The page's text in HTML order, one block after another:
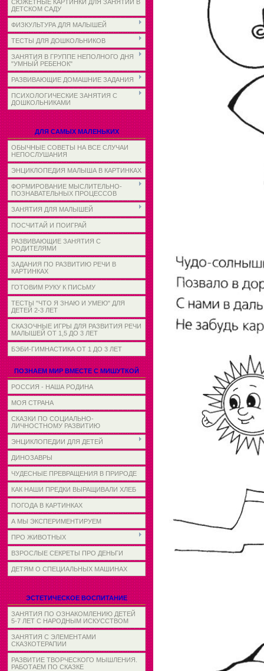
СЮЖЕТНЫЕ КАРТИНКИ ДЛЯ ЗАНЯТИЙ В
ДЕТСКОМ САДУ
ФИЗКУЛЬТУРА ДЛЯ МАЛЫШЕЙ
ТЕСТЫ ДЛЯ ДОШКОЛЬНИКОВ
ЗАНЯТИЯ В ГРУППЕ НЕПОЛНОГО ДНЯ
"УМНЫЙ РЕБЕНОК"
РАЗВИВАЮЩИЕ ДОМАШНИЕ ЗАДАНИЯ
ПСИХОЛОГИЧЕСКИЕ ЗАНЯТИЯ С
ДОШКОЛЬНИКАМИ
ДЛЯ САМЫХ МАЛЕНЬКИХ
ОБЫЧНЫЕ СОВЕТЫ НА ВСЕ СЛУЧАИ
НЕПОСЛУШАНИЯ
ЭНЦИКЛОПЕДИЯ МАЛЫША В КАРТИНКАХ
ФОРМИРОВАНИЕ МЫСЛИТЕЛЬНО-
ПОЗНАВАТЕЛЬНЫХ ПРОЦЕССОВ
ЗАНЯТИЯ ДЛЯ МАЛЫШЕЙ
ПОСЧИТАЙ И ПОИГРАЙ
РАЗВИВАЮЩИЕ ЗАНЯТИЯ С
РОДИТЕЛЯМИ
ЗАДАНИЯ ПО РАЗВИТИЮ РЕЧИ В
КАРТИНКАХ
ГОТОВИМ РУКУ К ПИСЬМУ
ТЕСТЫ "ЧТО Я ЗНАЮ И УМЕЮ" ДЛЯ
ДЕТЕЙ 2-3 ЛЕТ
СКАЗОЧНЫЕ ИГРЫ ДЛЯ РАЗВИТИЯ РЕЧИ
МАЛЫШЕЙ ОТ 1,5 ДО 3 ЛЕТ
БЭБИ-ГИМНАСТИКА ОТ 1 ДО 3 ЛЕТ
ПОЗНАЕМ МИР ВМЕСТЕ С МИШУТКОЙ
РОССИЯ - НАША РОДИНА
МОЯ СТРАНА
СКАЗКИ ПО СОЦИАЛЬНО-
ЛИЧНОСТНОМУ РАЗВИТИЮ
ЭНЦИКЛОПЕДИИ ДЛЯ ДЕТЕЙ
ДИНОЗАВРЫ
ЧУДЕСНЫЕ ПРЕВРАЩЕНИЯ В ПРИРОДЕ
КАК НАШИ ПРЕДКИ ВЫРАЩИВАЛИ ХЛЕБ
ПОГОДА В КАРТИНКАХ
А МЫ ЭКСПЕРИМЕНТИРУЕМ
ПРО ЖИВОТНЫХ
ВЗРОСЛЫЕ СЕКРЕТЫ ПРО ДЕНЬГИ
ДЕТЯМ О СПЕЦИАЛЬНЫХ МАШИНАХ
ЭСТЕТИЧЕСКОЕ ВОСПИТАНИЕ
ЗАНЯТИЯ ПО ОЗНАКОМЛЕНИЮ ДЕТЕЙ
5-7 ЛЕТ С НАРОДНЫМ ИСКУССТВОМ
ЗАНЯТИЯ С ЭЛЕМЕНТАМИ
СКАЗКОТЕРАПИИ
РАЗВИТИЕ ТВОРЧЕСКОГО МЫШЛЕНИЯ.
РАБОТАЕМ ПО СКАЗКЕ